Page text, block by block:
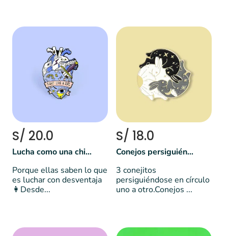
S/ 20.0
Lucha como una chica
Porque ellas saben lo que
es luchar con desventaja
👩Desde...
S/ 18.0
Conejos persiguiéndose
3 conejitos
persiguiéndose en círculo
uno a otro.Conejos ...